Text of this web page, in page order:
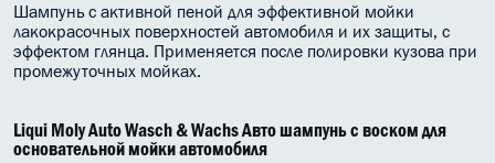
МОТО МАСЛА
ВСЕ БРЕНДЫ
Шампунь с активной пеной для эффективной мойки
лакокрасочных поверхностей автомобиля и их защиты, с
эффектом глянца. Применяется после полировки кузова при
промежуточных мойках.
Liqui Moly Auto Wasch & Wachs Авто шампунь с воском для
основательной мойки автомобиля